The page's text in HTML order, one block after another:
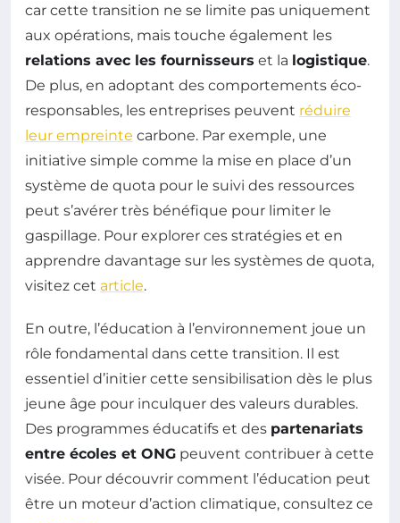
car cette transition ne se limite pas uniquement
aux opérations, mais touche également les
relations avec les fournisseurs et la logistique.
De plus, en adoptant des comportements éco-
responsables, les entreprises peuvent réduire
leur empreinte carbone. Par exemple, une
initiative simple comme la mise en place d’un
système de quota pour le suivi des ressources
peut s’avérer très bénéfique pour limiter le
gaspillage. Pour explorer ces stratégies et en
apprendre davantage sur les systèmes de quota,
visitez cet article.
En outre, l’éducation à l’environnement joue un
rôle fondamental dans cette transition. Il est
essentiel d’initier cette sensibilisation dès le plus
jeune âge pour inculquer des valeurs durables.
Des programmes éducatifs et des partenariats
entre écoles et ONG peuvent contribuer à cette
visée. Pour découvrir comment l’éducation peut
être un moteur d’action climatique, consultez ce